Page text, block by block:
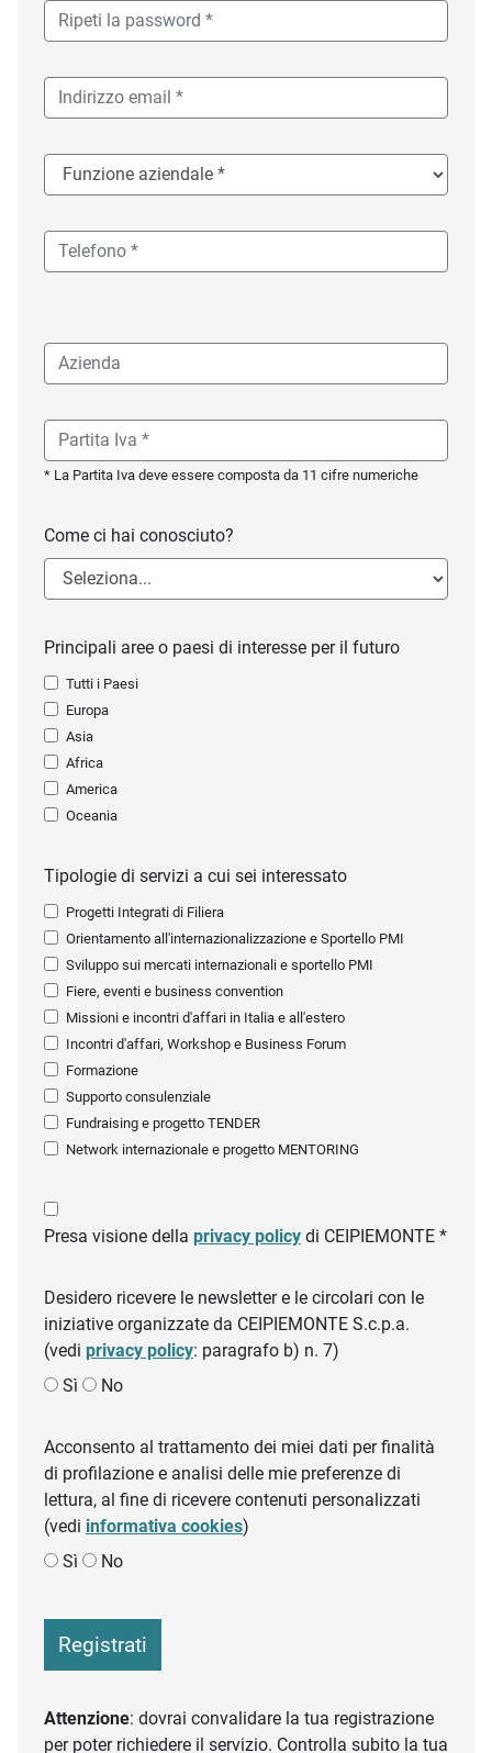
* La Partita Iva deve essere composta da 11 cifre numeriche
Come ci hai conosciuto?
Principali aree o paesi di interesse per il futuro
Tutti i Paesi
Europa
Asia
Africa
America
Oceania
Tipologie di servizi a cui sei interessato
Progetti Integrati di Filiera
Orientamento all'internazionalizzazione e Sportello PMI
Sviluppo sui mercati internazionali e sportello PMI
Fiere, eventi e business convention
Missioni e incontri d'affari in Italia e all'estero
Incontri d'affari, Workshop e Business Forum
Formazione
Supporto consulenziale
Fundraising e progetto TENDER
Network internazionale e progetto MENTORING
Presa visione della privacy policy di CEIPIEMONTE *
Desidero ricevere le newsletter e le circolari con le
iniziative organizzate da CEIPIEMONTE S.c.p.a.
(vedi privacy policy: paragrafo b) n. 7)
Sì
No
Acconsento al trattamento dei miei dati per finalità
di profilazione e analisi delle mie preferenze di
lettura, al fine di ricevere contenuti personalizzati
(vedi informativa cookies)
Sì
No
Registrati
Attenzione: dovrai convalidare la tua registrazione
per poter richiedere il servizio. Controlla subito la tua